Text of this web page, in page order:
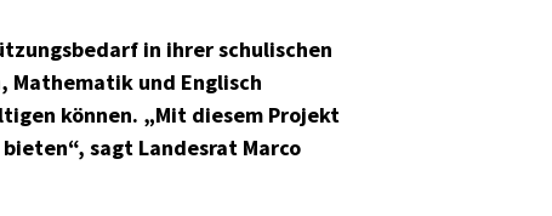
in ihrer schulischen
Mathematik und Englisch
können. „Mit diesem Projekt
sagt Landesrat Marco